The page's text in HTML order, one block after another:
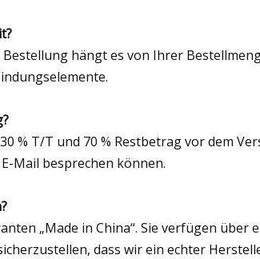
Bestellung hängt es von Ihrer
% T/T und 70 % Restbetrag vor dem
Mail besprechen können.
„Made in China“. Sie verfügen
dass wir ein echter